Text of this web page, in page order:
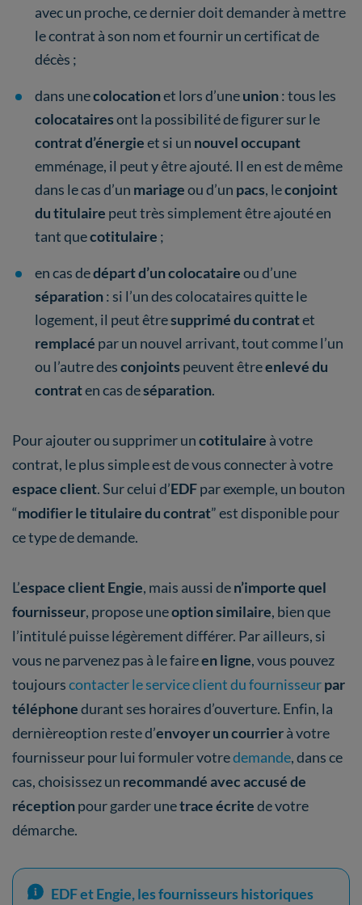
avec un proche, ce dernier doit demander à mettre
le contrat à son nom et fournir un certificat de
décès ;
dans unecolocationet lors d’uneunion: tous les
colocatairesont la possibilité de figurer sur le
contrat d’énergieet si un nouvel occupant
emménage, il peut y être ajouté. Il en est de même
dans le cas d’un mariageou d’un pacs, leconjoint
du titulaire peut très simplement être ajouté en
tant quecotitulaire ;
en cas dedépart d’un colocataireou d’une
séparation: si l’un des colocataires quitte le
logement, il peut êtresupprimé du contratet
remplacé par un nouvel arrivant, tout comme l’un
ou l’autre desconjoints peuvent êtreenlevé du
contraten cas deséparation.
Pour ajouter ou supprimer uncotitulaire à votre
contrat, le plus simple est de vous connecter à votre
espace client. Sur celui d’EDFpar exemple, un bouton
“modifier le titulaire du contrat” est disponible pour
ce type de demande.
L’espace client Engie, mais aussi den’importe quel
fournisseur, propose uneoption similaire, bien que
l’intitulé puisse légèrement différer. Par ailleurs, si
vous ne parvenez pas à le faireen ligne, vous pouvez
toujourscontacter le service client du fournisseurpar
téléphonedurant ses horaires d’ouverture. Enfin, la
dernièreoption reste d’envoyer un courrierà votre
fournisseur pour lui formuler votredemande, dans ce
cas, choisissez un recommandé avec accusé de
réceptionpour garder unetrace écritede votre
démarche.
EDF et Engie, les fournisseurs historiques